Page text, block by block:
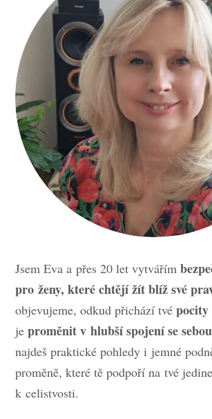
Jsem Eva a přes 20 let vytvářím
pro ženy, které chtějí žít blíž své
objevujeme, odkud přichází tvépocity
jeproměnit v hlubší spojení se sebou
najdeš praktické pohledy i jemné
proměně, které tě podpoří na tvé
k celistvosti.